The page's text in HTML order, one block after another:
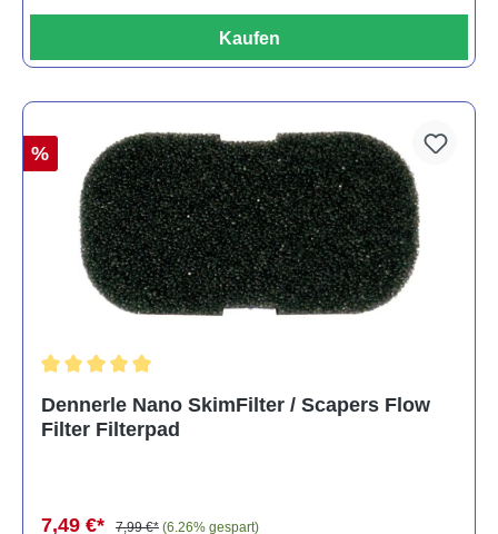
Kaufen
%
Dennerle Nano SkimFilter / Scapers Flow
Filter Filterpad
7,49 €* 7,99 €* (6.26% gespart)